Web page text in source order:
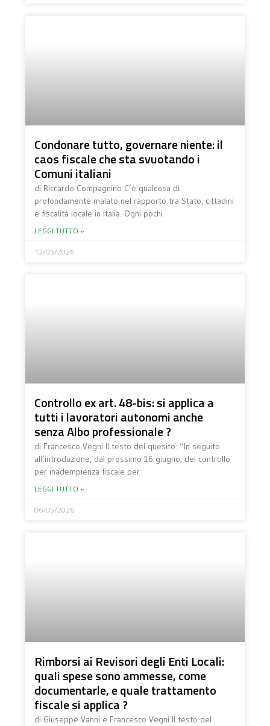
Condonare tutto, governare niente: il
caos fiscale che sta svuotando i
Comuni italiani
di Riccardo Compagnino C’è qualcosa di
profondamente malato nel rapporto tra Stato, cittadini
e fiscalità locale in Italia. Ogni pochi
LEGGI TUTTO »
12/05/2026
Controllo ex art. 48-bis: si applica a
tutti i lavoratori autonomi anche
senza Albo professionale ?
di Francesco Vegni Il testo del quesito: “In seguito
all’introduzione, dal prossimo 16 giugno, del controllo
per inadempienza fiscale per
LEGGI TUTTO »
06/05/2026
Rimborsi ai Revisori degli Enti Locali:
quali spese sono ammesse, come
documentarle, e quale trattamento
fiscale si applica ?
di Giuseppe Vanni e Francesco Vegni Il testo del